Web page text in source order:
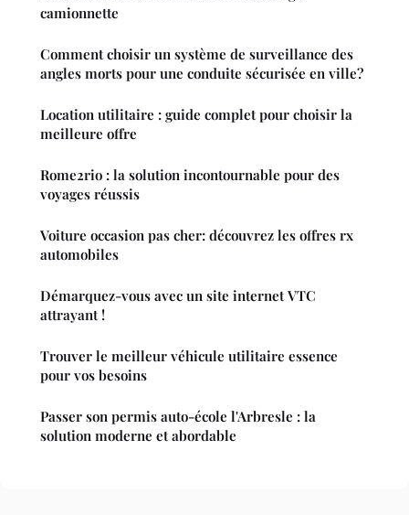
camionnette
Comment choisir un système de surveillance des
angles morts pour une conduite sécurisée en ville?
Location utilitaire : guide complet pour choisir la
meilleure offre
Rome2rio : la solution incontournable pour des
voyages réussis
Voiture occasion pas cher: découvrez les offres rx
automobiles
Démarquez-vous avec un site internet VTC
attrayant !
Trouver le meilleur véhicule utilitaire essence
pour vos besoins
Passer son permis auto-école l'Arbresle : la
solution moderne et abordable